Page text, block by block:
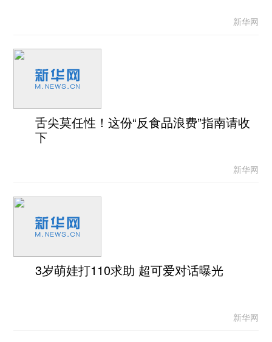
新华网
舌尖莫任性！这份“反食品浪费”指南请收
下
新华网
3岁萌娃打110求助 超可爱对话曝光
新华网